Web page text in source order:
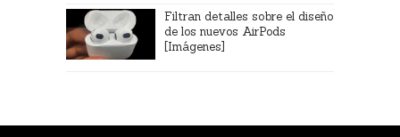
Filtran detalles sobre el diseño
de los nuevos AirPods
[Imágenes]